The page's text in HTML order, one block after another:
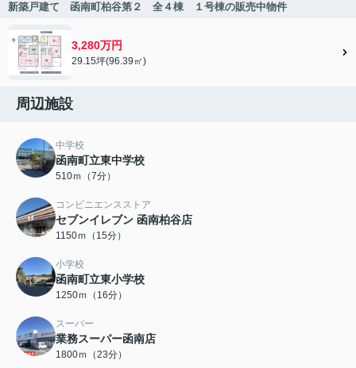
新築戸建て 函南町柏谷第２ 全４棟 １号棟の販売中物件
3,280万円
29.15坪(96.39㎡)
周辺施設
中学校
函南町立東中学校
510ｍ（7分）
コンビニエンスストア
セブンイレブン 函南柏谷店
1150ｍ（15分）
小学校
函南町立東小学校
1250ｍ（16分）
スーパー
業務スーパー函南店
1800ｍ（23分）